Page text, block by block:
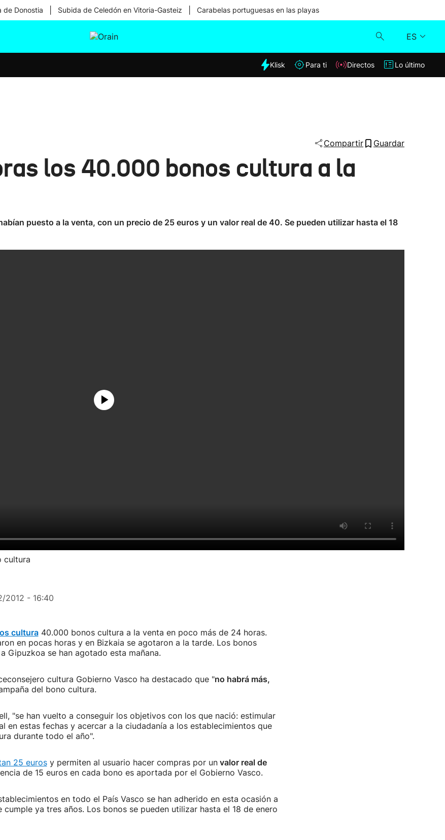
de Donostia Subida de Celedón en Vitoria-Gasteiz Carabelas portuguesas en las playas
ES
Klisk
Klisk Para ti Directos Lo último
Compartir Guardar
los 40.000 bonos cultura a la
puesto a la venta, con un precio de 25 euros y un valor real de 40. Se pueden utilizar hasta el 18
cultura
2012 - 16:40
cultura40.000 bonos cultura a la venta en poco más de 24 horas.
en pocas horas y en Bizkaia se agotaron a la tarde. Los bonos
Gipuzkoa se han agotado esta mañana.
cultura Gobierno Vasco ha destacado que "no habrá más,
del bono cultura.
"se han vuelto a conseguir los objetivos con los que nació: estimular
en estas fechas y acercar a la ciudadanía a los establecimientos que
durante todo el año".
25 eurosy permiten al usuario hacer compras por unvalor real de
de 15 euros en cada bono es aportada por el Gobierno Vasco.
en todo el País Vasco se han adherido en esta ocasión a
cumple ya tres años. Los bonos se pueden utilizar hasta el 18 de enero